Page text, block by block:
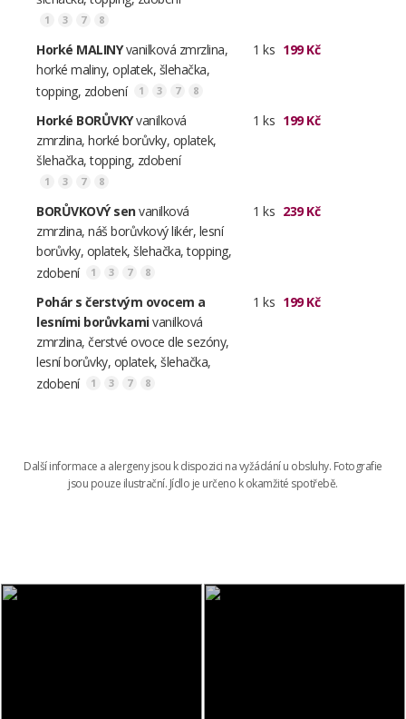
1 3 7 8
Horké MALINYvanilková zmrzlina,
horké maliny, oplatek, šlehačka,
topping, zdobení
1 ks 199 Kč
1 3 7 8
Horké BORŮVKYvanilková
zmrzlina, horké borůvky, oplatek,
šlehačka, topping, zdobení
1 ks 199 Kč
1 3 7 8
BORŮVKOVÝ senvanilková
zmrzlina, náš borůvkový likér, lesní
borůvky, oplatek, šlehačka, topping,
zdobení
1 ks 239 Kč
1 3 7 8
Pohár s čerstvým ovocem a
lesními borůvkamivanilková
zmrzlina, čerstvé ovoce dle sezóny,
lesní borůvky, oplatek, šlehačka,
zdobení
1 ks 199 Kč
1 3 7 8
Další informace a alergeny jsou k dispozici na vyžádání u obsluhy. Fotografie
jsou pouze ilustrační. Jídlo je určeno k okamžité spotřebě.